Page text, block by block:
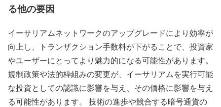
る他の要因
イーサリアムネットワークのアップグレードにより効率が
向上し、トランザクション手数料が下がることで、投資家
やユーザーにとってより魅力的になる可能性があります。
規制政策や法的枠組みの変更が、イーサリアムを実行可能
な投資としての認識に影響を与え、その価格に影響を与え
る可能性があります。 技術の進歩や競合する暗号通貨の